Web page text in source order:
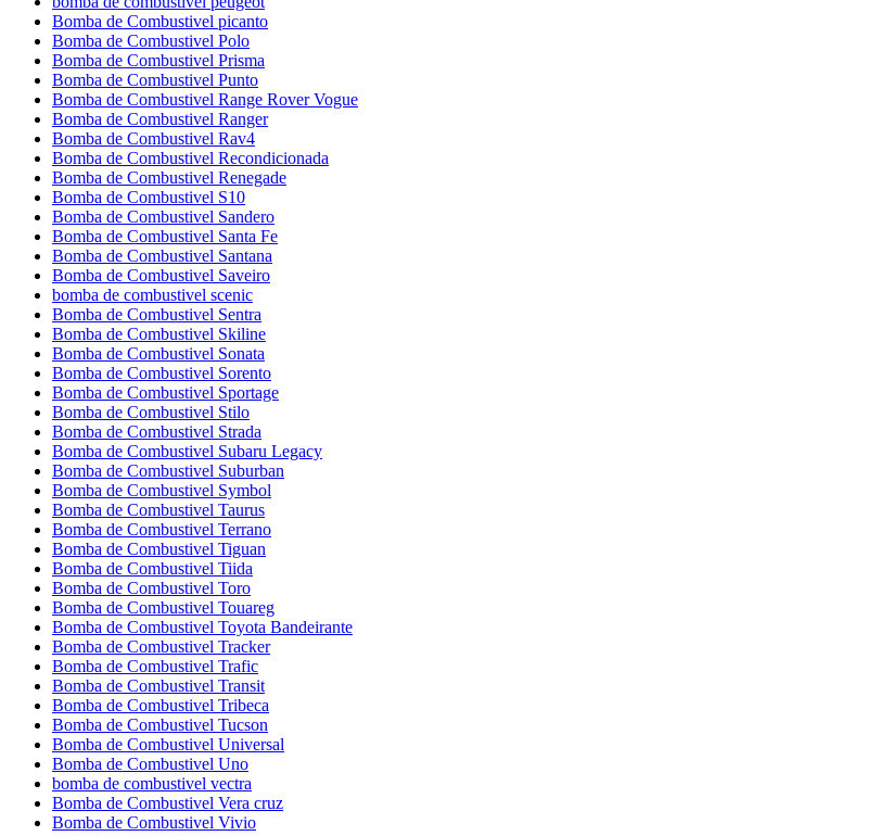
Bomba de Combustivel picanto
Bomba de Combustivel Polo
Bomba de Combustivel Prisma
Bomba de Combustivel Punto
Bomba de Combustivel Range Rover Vogue
Bomba de Combustivel Ranger
Bomba de Combustivel Rav4
Bomba de Combustivel Recondicionada
Bomba de Combustivel Renegade
Bomba de Combustivel S10
Bomba de Combustivel Sandero
Bomba de Combustivel Santa Fe
Bomba de Combustivel Santana
Bomba de Combustivel Saveiro
bomba de combustivel scenic
Bomba de Combustivel Sentra
Bomba de Combustivel Skiline
Bomba de Combustivel Sonata
Bomba de Combustivel Sorento
Bomba de Combustivel Sportage
Bomba de Combustivel Stilo
Bomba de Combustivel Strada
Bomba de Combustivel Subaru Legacy
Bomba de Combustivel Suburban
Bomba de Combustivel Symbol
Bomba de Combustivel Taurus
Bomba de Combustivel Terrano
Bomba de Combustivel Tiguan
Bomba de Combustivel Tiida
Bomba de Combustivel Toro
Bomba de Combustivel Touareg
Bomba de Combustivel Toyota Bandeirante
Bomba de Combustivel Tracker
Bomba de Combustivel Trafic
Bomba de Combustivel Transit
Bomba de Combustivel Tribeca
Bomba de Combustivel Tucson
Bomba de Combustivel Universal
Bomba de Combustivel Uno
bomba de combustivel vectra
Bomba de Combustivel Vera cruz
Bomba de Combustivel Vivio